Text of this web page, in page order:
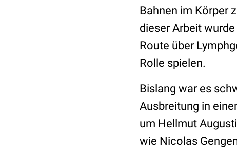
Bahnen im Körper
dieser Arbeit
Route über
Rolle spielen.
Bislang war es
Ausbreitung in
um Hellmut
wie Nicolas